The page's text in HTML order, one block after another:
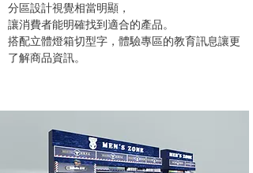
分區設計視覺相當明顯，
讓消費者能明確找到適合的產品。
搭配立體燈箱切型字，體驗專區的教育訊息讓更
了解商品資訊。